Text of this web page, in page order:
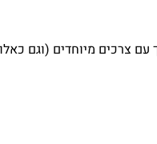
עם צרכים מיוחדים (וגם